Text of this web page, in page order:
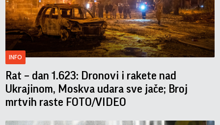
INFO
Rat – dan 1.623: Dronovi i rakete nad
Ukrajinom, Moskva udara sve jače; Broj
mrtvih raste FOTO/VIDEO